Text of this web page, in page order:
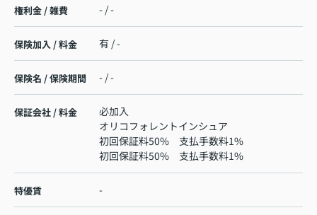
権利金 / 雑費 - / -
保険加入 / 料金 有 / -
保険名 / 保険期間 - / -
保証会社 / 料金
必加入
オリコフォレントインシュア
初回保証料50% 支払手数料1%
初回保証料50% 支払手数料1%
特優賃 -